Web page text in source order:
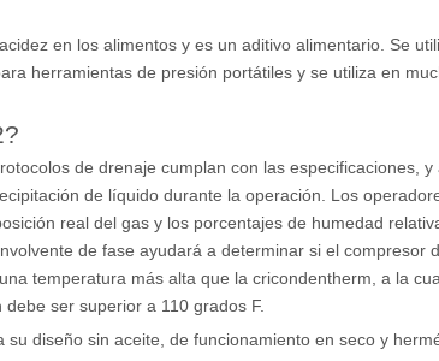
en los alimentos y es un aditivo alimentario. Se
herramientas de presión portátiles y se utiliza en
de drenaje cumplan con las especificaciones,
de líquido durante la operación. Los
real del gas y los porcentajes de humedad
de fase ayudará a determinar si el compresor
temperatura más alta que la cricondentherm, a la
ser superior a 110 grados F.
diseño sin aceite, de funcionamiento en seco y